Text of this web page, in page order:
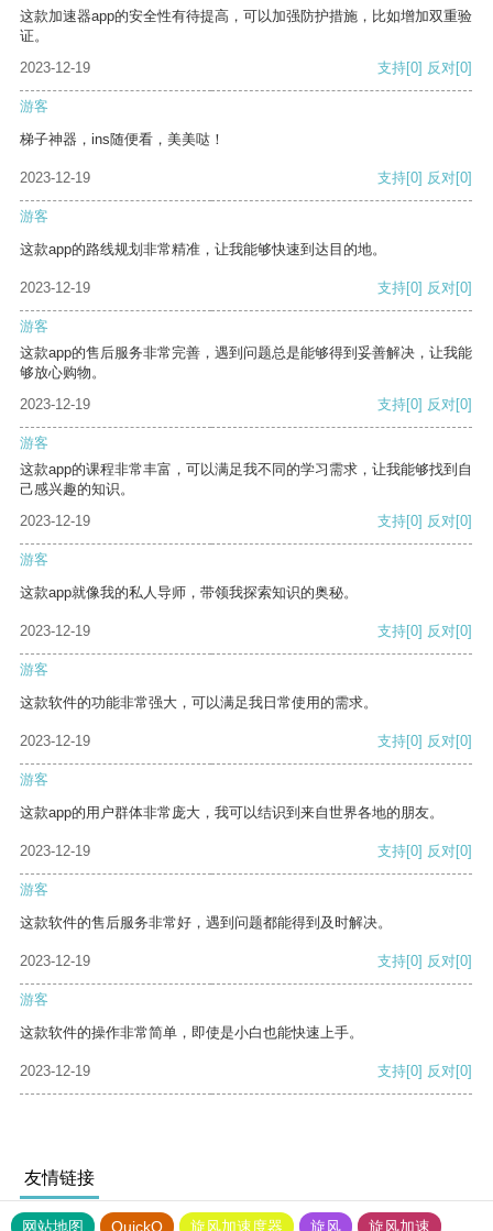
这款加速器app的安全性有待提高，可以加强防护措施，比如增加双重验
证。
2023-12-19
支持[0] 反对[0]
游客
梯子神器，ins随便看，美美哒！
2023-12-19 支持[0] 反对[0]
游客
这款app的路线规划非常精准，让我能够快速到达目的地。
2023-12-19 支持[0] 反对[0]
游客
这款app的售后服务非常完善，遇到问题总是能够得到妥善解决，让我能
够放心购物。
2023-12-19
支持[0] 反对[0]
游客
这款app的课程非常丰富，可以满足我不同的学习需求，让我能够找到自
己感兴趣的知识。
2023-12-19
支持[0] 反对[0]
游客
这款app就像我的私人导师，带领我探索知识的奥秘。
2023-12-19 支持[0] 反对[0]
游客
这款软件的功能非常强大，可以满足我日常使用的需求。
2023-12-19 支持[0] 反对[0]
游客
这款app的用户群体非常庞大，我可以结识到来自世界各地的朋友。
2023-12-19 支持[0] 反对[0]
游客
这款软件的售后服务非常好，遇到问题都能得到及时解决。
2023-12-19 支持[0] 反对[0]
游客
这款软件的操作非常简单，即使是小白也能快速上手。
2023-12-19 支持[0] 反对[0]
友情链接
网站地图 QuickQ 旋风加速度器 旋风 旋风加速